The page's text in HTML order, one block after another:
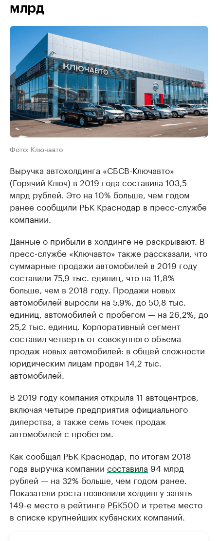
млрд
Фото: Ключавто
Выручка автохолдинга «СБСВ-Ключавто»
(Горячий Ключ) в 2019 года составила 103,5
млрд рублей. Это на 10% больше, чем годом
ранее сообщили РБК Краснодар в пресс-службе
компании.
Данные о прибыли в холдинге не раскрывают. В
пресс-службе «Ключавто» также рассказали, что
суммарные продажи автомобилей в 2019 году
составили 75,9 тыс. единиц, что на 11,8%
больше, чем в 2018 году. Продажи новых
автомобилей выросли на 5,9%, до 50,8 тыс.
единиц, автомобилей с пробегом — на 26,2%, до
25,2 тыс. единиц. Корпоративный сегмент
составил четверть от совокупного объема
продаж новых автомобилей: в общей сложности
юридическим лицам продан 14,2 тыс.
автомобилей.
В 2019 году компания открыла 11 автоцентров,
включая четыре предприятия официального
дилерства, а также семь точек продаж
автомобилей с пробегом.
Как сообщал РБК Краснодар, по итогам 2018
года выручка компании составила 94 млрд
рублей — на 32% больше, чем годом ранее.
Показатели роста позволили холдингу занять
149-е место в рейтинге РБК500 и третье место
в списке крупнейших кубанских компаний.